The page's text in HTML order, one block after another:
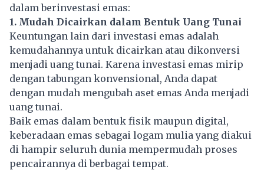
dalam berinvestasi emas:
1. Mudah Dicairkan dalam Bentuk Uang Tunai
Keuntungan lain dari investasi emas adalah
kemudahannya untuk dicairkan atau dikonversi
menjadi uang tunai. Karena investasi emas mirip
dengan tabungan konvensional, Anda dapat
dengan mudah mengubah aset emas Anda menjadi
uang tunai.
Baik emas dalam bentuk fisik maupun digital,
keberadaan emas sebagai logam mulia yang diakui
di hampir seluruh dunia mempermudah proses
pencairannya di berbagai tempat.